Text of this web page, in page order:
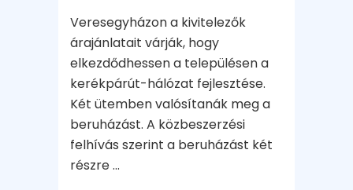
Veresegyházon a kivitelezők
árajánlatait várják, hogy
elkezdődhessen a településen a
kerékpárút-hálózat fejlesztése.
Két ütemben valósítanák meg a
beruházást. A közbeszerzési
felhívás szerint a beruházást két
részre ...